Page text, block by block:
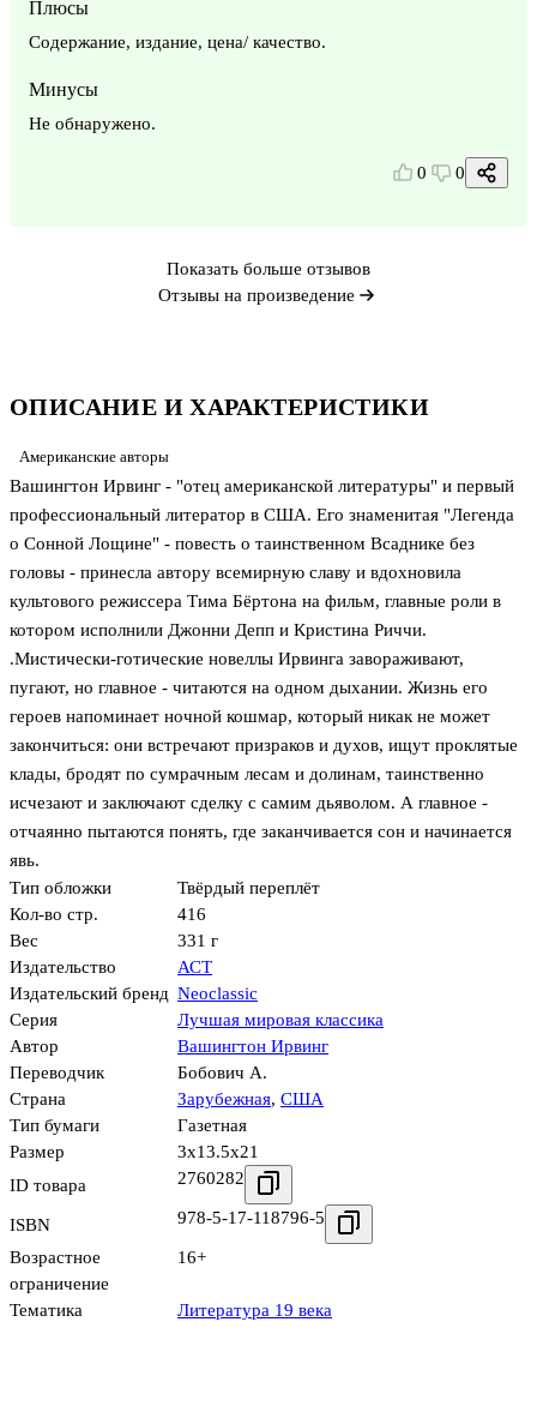
ОПИСАНИЕ И ХАРАКТЕРИСТИКИ
Американские авторы
Вашингтон Ирвинг - "отец американской литературы" и первый
профессиональный литератор в США. Его знаменитая "Легенда
о Сонной Лощине" - повесть о таинственном Всаднике без
головы - принесла автору всемирную славу и вдохновила
культового режиссера Тима Бёртона на фильм, главные роли в
котором исполнили Джонни Депп и Кристина Риччи.
.Мистически-готические новеллы Ирвинга завораживают,
пугают, но главное - читаются на одном дыхании. Жизнь его
героев напоминает ночной кошмар, который никак не может
закончиться: они встречают призраков и духов, ищут проклятые
клады, бродят по сумрачным лесам и долинам, таинственно
исчезают и заключают сделку с самим дьяволом. А главное -
отчаянно пытаются понять, где заканчивается сон и начинается
явь.
Тип обложки
Твёрдый переплёт
Кол-во стр.
416
Вес
331 г
Издательство
АСТ
Издательский бренд Neoclassic
Серия
Лучшая мировая классика
Автор
Вашингтон Ирвинг
Переводчик
Бобович А.
Страна
Зарубежная, США
Тип бумаги
Газетная
Размер
3x13.5x21
ID товара
2760282
ISBN 978-5-17-118796-5
Возрастное
ограничение
16+
Тематика Литература 19 века
Плюсы
Содержание, издание, цена/ качество.
Минусы
Не обнаружено.
0 0
Показать больше отзывов
Отзывы на произведение